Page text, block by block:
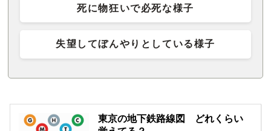
死に物狂いで必死な様子
失望してぼんやりとしている様子
東京の地下鉄路線図 どれくらい